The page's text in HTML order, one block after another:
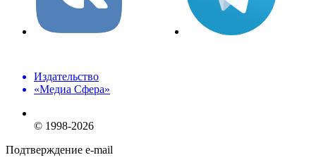
Издательство
«Медиа Сфера»
© 1998-2026
Подтверждение e-mail